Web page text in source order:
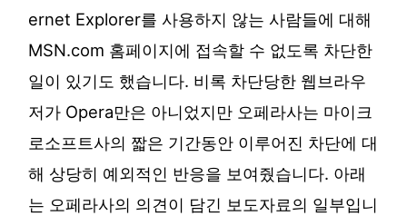
ernet Explorer를 사용하지 않는 사람들에 대해
MSN.com 홈페이지에 접속할 수 없도록 차단한
일이 있기도 했습니다. 비록 차단당한 웹브라우
저가 Opera만은 아니었지만 오페라사는 마이크
로소프트사의 짧은 기간동안 이루어진 차단에 대
해 상당히 예외적인 반응을 보여줬습니다. 아래
는 오페라사의 의견이 담긴 보도자료의 일부입니